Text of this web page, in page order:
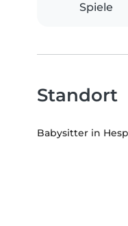
Spiele
Standort
Babysitter in